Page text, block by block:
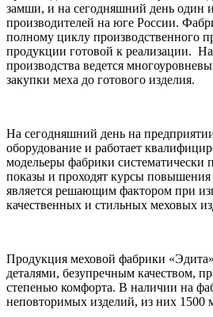
замши, и на сегодняшний день один
производителей на юге России.
полному циклу производственного
продукции готовой к реализации. На
производства ведется
закупки меха до готового изделия.
На сегодняшний день на
оборудование и работает
модельеры фабрики систематически
показы и проходят курсы
является решающим фактором при
качественных и стильных меховых
Продукция меховой фабрики
деталями, безупречным качеством,
степенью комфорта. В наличии на
неповторимых изделий, из них 1500